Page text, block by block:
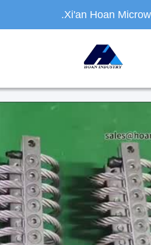
Xi'an Hoan